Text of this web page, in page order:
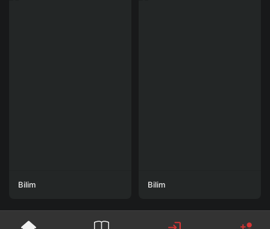
Bilim Bilim